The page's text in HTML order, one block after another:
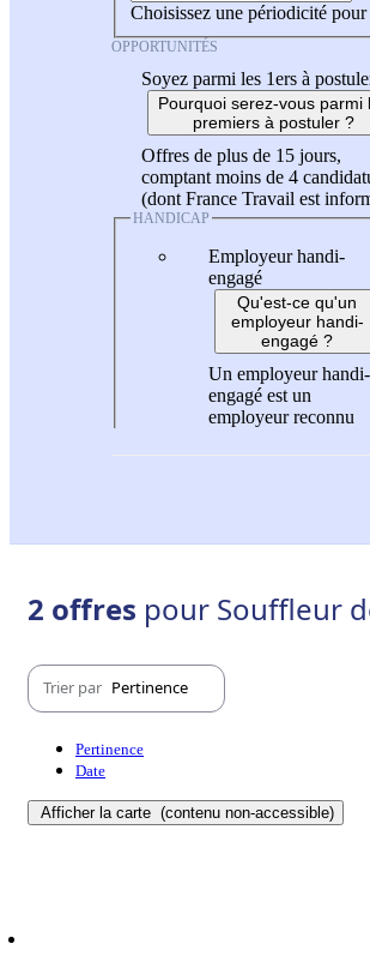
Choisissez une périodicité pour
OPPORTUNITÉS
Soyez parmi les 1ers à
Pourquoi serez-vous parmi
premiers à postuler ?
Offres de plus de 15 jours,
comptant moins de 4
(dont France Travail est
HANDICAP
Employeur handi-
engagé
Qu'est-ce qu'un
employeur handi-
engagé ?
Un employeur handi-
engagé est un
employeur reconnu
2 offres pour Souffleur
Trier par Pertinence
Pertinence
Date
Afficher la carte (contenu non-accessible)